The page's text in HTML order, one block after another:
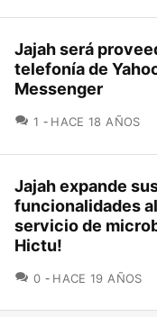
Jajah será
telefonía de
Messenger
1 COMENTARIOS
HACE 18 AÑOS
Jajah expande
funcionalidades al
servicio de
Hictu!
0 COMENTARIOS
HACE 19 AÑOS